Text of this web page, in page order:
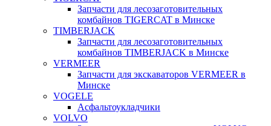
Запчасти для лесозаготовительных
комбайнов TIGERCAT в Минске
TIMBERJACK
Запчасти для лесозаготовительных
комбайнов TIMBERJACK в Минске
VERMEER
Запчасти для экскаваторов VERMEER в
Минске
VOGELE
Асфальтоукладчики
VOLVO